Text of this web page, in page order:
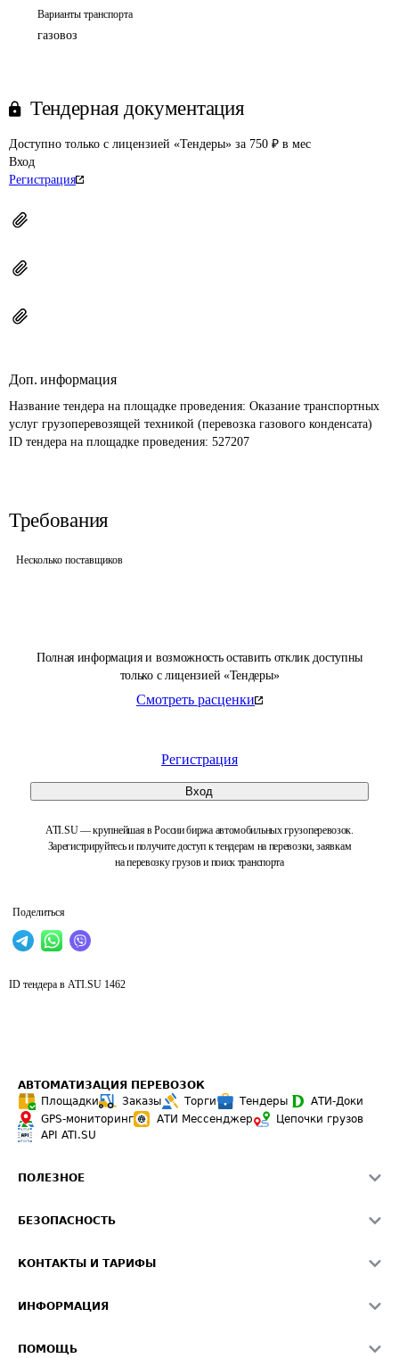
Полная информация и возможность оставить отклик доступны
только с лицензией «Тендеры»
Смотреть расценки
Регистрация
Вход
ATI.SU — крупнейшая в России биржа автомобильных грузоперевозок.
Зарегистрируйтесь и получите доступ к тендерам на перевозки, заявкам
на перевозку грузов и поиск транспорта
Поделиться
Варианты транспорта
газовоз
Тендерная документация
Доступно только с лицензией «Тендеры» за 750 ₽ в мес
Вход
Регистрация
Доп. информация
Название тендера на площадке проведения: Оказание транспортных
услуг грузоперевозящей техникой (перевозка газового конденсата)
ID тендера на площадке проведения: 527207
Требования
Несколько поставщиков
ID тендера в ATI.SU 1462
АВТОМАТИЗАЦИЯ ПЕРЕВОЗОК
Площадки
Заказы Торги Тендеры
АТИ-Доки
GPS-мониторинг
АТИ Мессенджер
Цепочки грузов
API ATI.SU
ПОЛЕЗНОЕ
Звезды ATI.SU на вашем сайте
Средние ставки
БЕЗОПАСНОСТЬ
Светофор+
О формировании Паспорта
КОНТАКТЫ И ТАРИФЫ
Реклама на сайте
ИНФОРМАЦИЯ
ПОМОЩЬ